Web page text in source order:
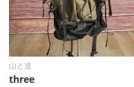
山と道
three